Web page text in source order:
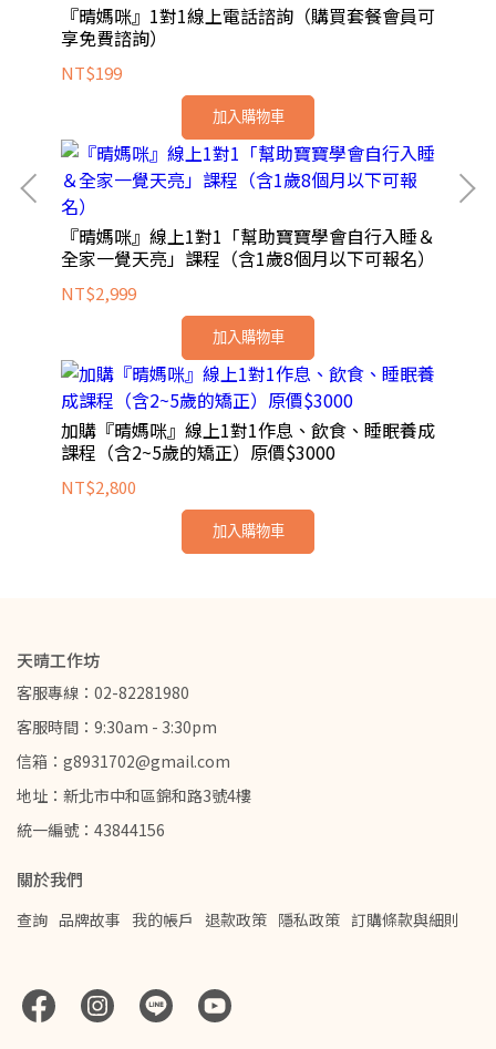
『晴媽咪』1對1線上電話諮詢（購買套餐會員可
享免費諮詢）
NT$199
加入購物車
『晴媽咪』線上1對1「幫助寶寶學會自行入睡＆
全家一覺天亮」課程（含1歲8個月以下可報名）
NT$2,999
加入購物車
加購『晴媽咪』線上1對1作息、飲食、睡眠養成
課程（含2~5歲的矯正）原價$3000
NT$2,800
加入購物車
天晴工作坊
客服專線：02-82281980
客服時間：9:30am - 3:30pm
信箱：g8931702@gmail.com
地址：新北市中和區錦和路3號4樓
統一編號：43844156
關於我們
查詢 品牌故事 我的帳戶 退款政策 隱私政策 訂購條款與細則